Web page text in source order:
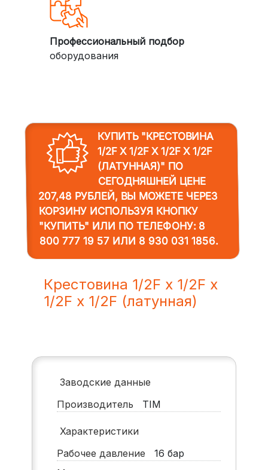
Профессиональный подбор
оборудования
КУПИТЬ "КРЕСТОВИНА
1/2F X 1/2F X 1/2F X 1/2F
(ЛАТУННАЯ)" ПО
СЕГОДНЯШНЕЙ ЦЕНЕ
207,48 РУБЛЕЙ, ВЫ МОЖЕТЕ ЧЕРЕЗ
КОРЗИНУ ИСПОЛЬЗУЯ КНОПКУ
"КУПИТЬ" ИЛИ ПО ТЕЛЕФОНУ: 8
800 777 19 57ИЛИ 8 930 031 1856.
Крестовина 1/2F x 1/2F x
1/2F x 1/2F (латунная)
Заводские данные
Производитель
TIM
Характеристики
Рабочее давление
16 бар